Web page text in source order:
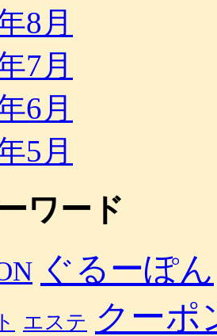
8月
7月
6月
5月
ワード
ぐるーぽん
エステ クーポ